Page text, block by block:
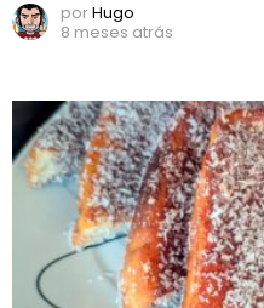
porHugo
8 meses atrás